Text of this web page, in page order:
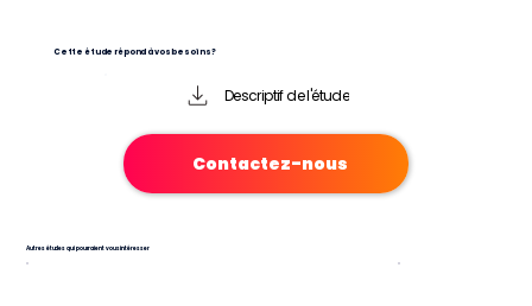
Autres études qui pourraient vous intéresser
Cette étude répond à vos besoins ?
Descriptif de l'étude
Contactez-nous